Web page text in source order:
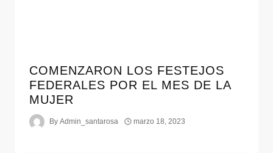
COMENZARON LOS FESTEJOS
FEDERALES POR EL MES DE LA
MUJER
By Admin_santarosa marzo 18, 2023